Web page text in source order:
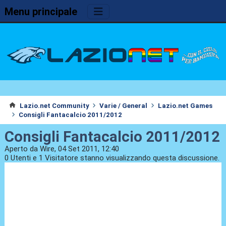
Menu principale
Lazio.net Community Varie / General
Lazio.net Games
Consigli Fantacalcio 2011/2012
Consigli Fantacalcio 2011/2012
Aperto da Wire, 04 Set 2011, 12:40
0 Utenti e 1 Visitatore stanno visualizzando questa discussione.